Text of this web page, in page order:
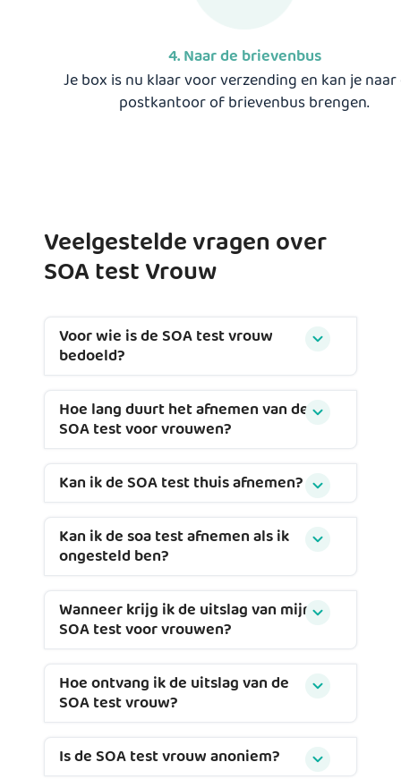
4. Naar de brievenbus
Je box is nu klaar voor verzending en kan je naar
postkantoor of brievenbus brengen.
Veelgestelde vragen over
SOA test Vrouw
Voor wie is de SOA test vrouw
bedoeld?
Hoe lang duurt het afnemen van de
SOA test voor vrouwen?
Kan ik de SOA test thuis afnemen?
Kan ik de soa test afnemen als ik
ongesteld ben?
Wanneer krijg ik de uitslag van mijn
SOA test voor vrouwen?
Hoe ontvang ik de uitslag van de
SOA test vrouw?
Is de SOA test vrouw anoniem?